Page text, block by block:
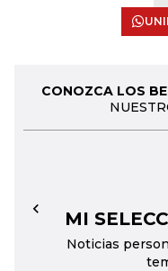
CONOZCA LOS
MI
Noticias
←